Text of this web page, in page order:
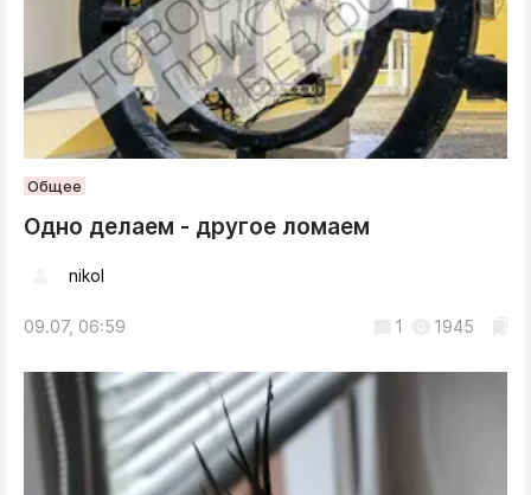
Общее
Одно делаем - другое ломаем
nikol
09.07, 06:59 1 1945